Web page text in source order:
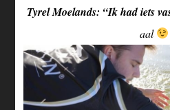
Tyrel Moelands: “Ik had iets
aal